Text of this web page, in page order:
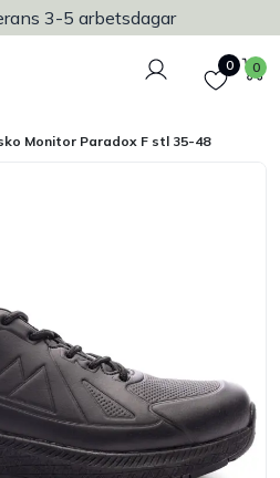
3-5 arbetsdagar
Logga in
Favoriter
0 0
Monitor Paradox F stl 35-48